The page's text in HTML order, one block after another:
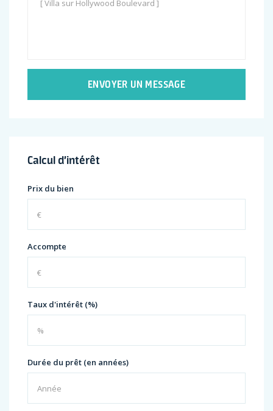
ENVOYER UN MESSAGE
Calcul d’intérêt
Prix du bien
Accompte
Taux d'intérêt (%)
Durée du prêt (en années)